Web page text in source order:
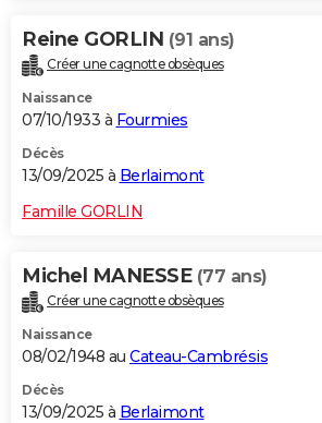
Reine GORLIN (91 ans)
Créer une cagnotte obsèques
Naissance
07/10/1933 à Fourmies
Décès
13/09/2025 à Berlaimont
Famille GORLIN
Michel MANESSE (77 ans)
Créer une cagnotte obsèques
Naissance
08/02/1948 au Cateau-Cambrésis
Décès
13/09/2025 à Berlaimont